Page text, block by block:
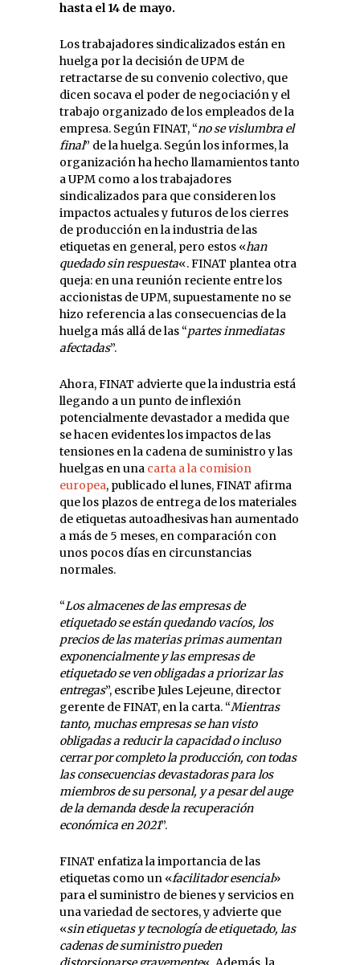
hasta el 14 de mayo.
Los trabajadores sindicalizados están en
huelga por la decisión de UPM de
retractarse de su convenio colectivo, que
dicen socava el poder de negociación y el
trabajo organizado de los empleados de la
empresa. Según FINAT, “no se vislumbra el
final” de la huelga. Según los informes, la
organización ha hecho llamamientos tanto
a UPM como a los trabajadores
sindicalizados para que consideren los
impactos actuales y futuros de los cierres
de producción en la industria de las
etiquetas en general, pero estos «han
quedado sin respuesta«. FINAT plantea otra
queja: en una reunión reciente entre los
accionistas de UPM, supuestamente no se
hizo referencia a las consecuencias de la
huelga más allá de las “partes inmediatas
afectadas”.
Ahora, FINAT advierte que la industria está
llegando a un punto de inflexión
potencialmente devastador a medida que
se hacen evidentes los impactos de las
tensiones en la cadena de suministro y las
huelgas en una carta a la comision
europea, publicado el lunes, FINAT afirma
que los plazos de entrega de los materiales
de etiquetas autoadhesivas han aumentado
a más de 5 meses, en comparación con
unos pocos días en circunstancias
normales.
“Los almacenes de las empresas de
etiquetado se están quedando vacíos, los
precios de las materias primas aumentan
exponencialmente y las empresas de
etiquetado se ven obligadas a priorizar las
entregas”, escribe Jules Lejeune, director
gerente de FINAT, en la carta. “Mientras
tanto, muchas empresas se han visto
obligadas a reducir la capacidad o incluso
cerrar por completo la producción, con todas
las consecuencias devastadoras para los
miembros de su personal, y a pesar del auge
de la demanda desde la recuperación
económica en 2021”.
FINAT enfatiza la importancia de las
etiquetas como un «facilitador esencial»
para el suministro de bienes y servicios en
una variedad de sectores, y advierte que
«sin etiquetas y tecnología de etiquetado, las
cadenas de suministro pueden